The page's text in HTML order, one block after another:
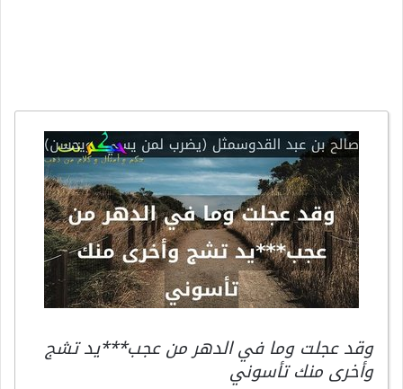
وقد عجلت وما في الدهر من عجب***يد تشج
وأخرى منك تأسوني